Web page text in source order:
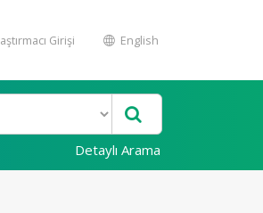
Girişi English
Detaylı Arama